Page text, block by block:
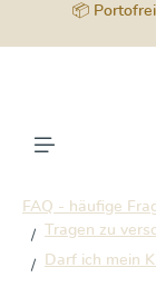
springen
📦
FAQ - häufige
Tragen zu
Darf ich mein